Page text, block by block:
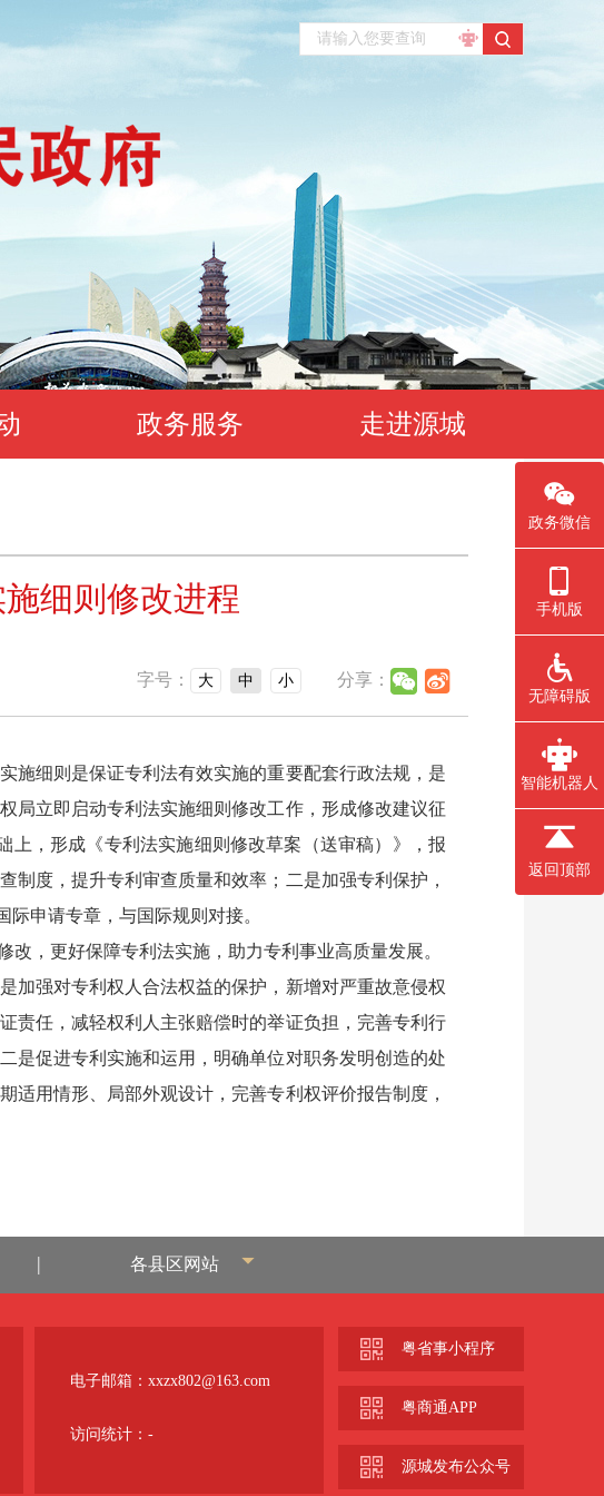
政务服务 走进源城
细则修改进程
字号： 大 中 小 分享：
细则是保证专利法有效实施的重要配套行政法规，是
局立即启动专利法实施细则修改工作，形成修改建议征
上，形成《专利法实施细则修改草案（送审稿）》，报
度，提升专利审查质量和效率；二是加强专利保护，
申请专章，与国际规则对接。
，更好保障专利法实施，助力专利事业高质量发展。
强对专利权人合法权益的保护，新增对严重故意侵权
责任，减轻权利人主张赔偿时的举证负担，完善专利行
是促进专利实施和运用，明确单位对职务发明创造的处
用情形、局部外观设计，完善专利权评价报告制度，
| 各县区网站
电子邮箱：xxzx802@163.com
访问统计： -
粤省事小程序
粤商通APP
源城发布公众号
政务微信
手机版
无障碍版
智能机器人
返回顶部